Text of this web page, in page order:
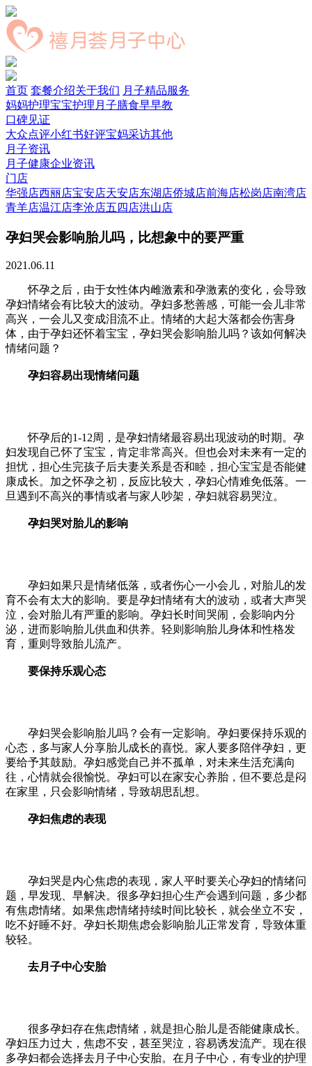
首页 套餐介绍关于我们 月子精品服务
妈妈护理宝宝护理 月子膳食早早教
口碑见证
大众点评小红书好评宝妈采访其他
月子资讯
月子健康企业资讯
门店
华强店西丽店宝安店天安店东湖店侨城店前海店松岗店南湾店
青羊店温江店李沧店五四店洪山店
孕妇哭会影响胎儿吗，比想象中的要严重
2021.06.11
怀孕之后，由于女性体内雌激素和孕激素的变化，会导致
孕妇情绪会有比较大的波动。孕妇多愁善感，可能一会儿非常
高兴，一会儿又变成泪流不止。情绪的大起大落都会伤害身
体，由于孕妇还怀着宝宝，孕妇哭会影响胎儿吗？该如何解决
情绪问题？
孕妇容易出现情绪问题
怀孕后的1-12周，是孕妇情绪最容易出现波动的时期。孕
妇发现自己怀了宝宝，肯定非常高兴。但也会对未来有一定的
担忧，担心生完孩子后夫妻关系是否和睦，担心宝宝是否能健
康成长。加之怀孕之初，反应比较大，孕妇心情难免低落。一
旦遇到不高兴的事情或者与家人吵架，孕妇就容易哭泣。
孕妇哭对胎儿的影响
孕妇如果只是情绪低落，或者伤心一小会儿，对胎儿的发
育不会有太大的影响。要是孕妇情绪有大的波动，或者大声哭
泣，会对胎儿有严重的影响。孕妇长时间哭闹，会影响内分
泌，进而影响胎儿供血和供养。轻则影响胎儿身体和性格发
育，重则导致胎儿流产。
要保持乐观心态
孕妇哭会影响胎儿吗？会有一定影响。孕妇要保持乐观的
心态，多与家人分享胎儿成长的喜悦。家人要多陪伴孕妇，更
要给予其鼓励。孕妇感觉自己并不孤单，对未来生活充满向
往，心情就会很愉悦。孕妇可以在家安心养胎，但不要总是闷
在家里，只会影响情绪，导致胡思乱想。
孕妇焦虑的表现
孕妇哭是内心焦虑的表现，家人平时要关心孕妇的情绪问
题，早发现、早解决。很多孕妇担心生产会遇到问题，多少都
有焦虑情绪。如果焦虑情绪持续时间比较长，就会坐立不安，
吃不好睡不好。孕妇长期焦虑会影响胎儿正常发育，导致体重
较轻。
去月子中心安胎
很多孕妇存在焦虑情绪，就是担心胎儿是否能健康成长。
孕妇压力过大，焦虑不安，甚至哭泣，容易诱发流产。现在很
多孕妇都会选择去月子中心安胎。在月子中心，有专业的护理